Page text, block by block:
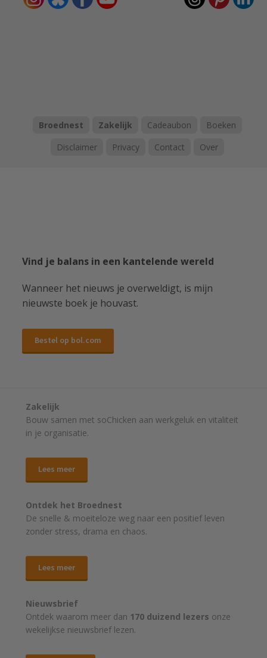
Broednest Zakelijk Cadeaubon
Boeken
Disclaimer
Privacy Contact Over
Vind je balans in een kantelende wereld
Wanneer het nieuws je overweldigt, is mijn
nieuwste boek je houvast.
Bestel op bol.com
Zakelijk
Bouw samen met soChicken aan werkgeluk en vitaliteit
in je organisatie.
Lees meer
Ontdek het Broednest
De snelle & moeiteloze weg naar een positief leven
zonder stress, drama en chaos.
Lees meer
Nieuwsbrief
Ontdek waarom meer dan 170 duizend lezers onze
wekelijkse nieuwsbrief lezen.